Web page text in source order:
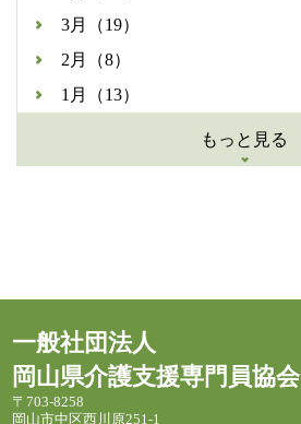
3月（19）
2月（8）
1月（13）
もっと見る
一般社団法人
岡山県介護支援専門員協会
〒703-8258
岡山市中区西川原251-1